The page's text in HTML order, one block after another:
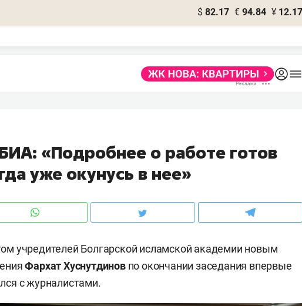
$ 82.17 € 94.84 ¥ 12.17
«Подробнее о работе готов
уже окунусь в нее»
учредителей Болгарской исламской академии новым
Фархат Хуснутдиновпо окончании заседания впервые
с журналистами.